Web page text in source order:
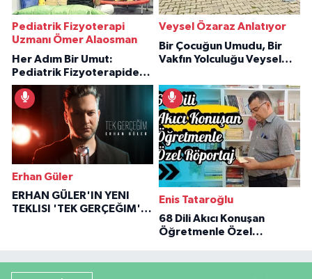
Pediatrik Fizyoterapi
Uzmanı Ömer Alaosman
Her Adım Bir Umut:
Pediatrik Fizyoterapiden
İlham Veren Hikâyeler
Veysel Özaraz Anlatıyor
Bir Çocuğun Umudu, Bir
Vakfın Yolculuğu Veysel
Erhan Güler
ERHAN GÜLER'IN YENI
TEKLISI 'TEK GERÇEĞIM'LE
Enis Tataroğlu
68 Dili Akıcı Konuşan
Öğretmenle Özel